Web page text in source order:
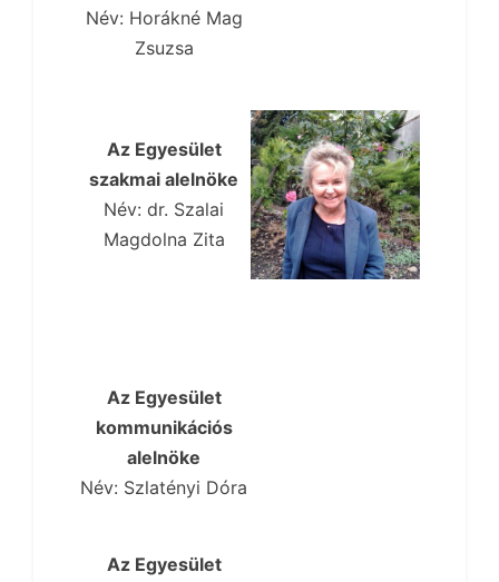
Név: Horákné Mag
Zsuzsa
Az Egyesület
szakmai alelnöke
Név: dr. Szalai
Magdolna Zita
Az Egyesület
kommunikációs
alelnöke
Név: Szlatényi Dóra
Az Egyesület